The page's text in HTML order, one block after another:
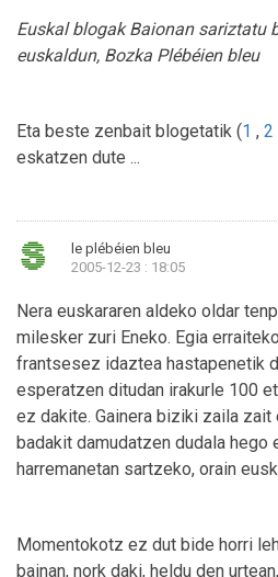
Euskal blogak Baionan sariztatu
euskaldun, Bozka Plébéien bleu
Eta beste zenbait blogetatik (1 , 2
eskatzen dute ...
le plébéien bleu
2005-12-23 : 18:05
Nera euskararen aldeko oldar
milesker zuri Eneko. Egia
frantsesez idaztea hastapenetik
esperatzen ditudan irakurle 100
ez dakite. Gainera biziki zaila zait
badakit damudatzen dudala hego
harremanetan sartzeko, orain
Momentokotz ez dut bide horri
bainan, nork daki, heldu den